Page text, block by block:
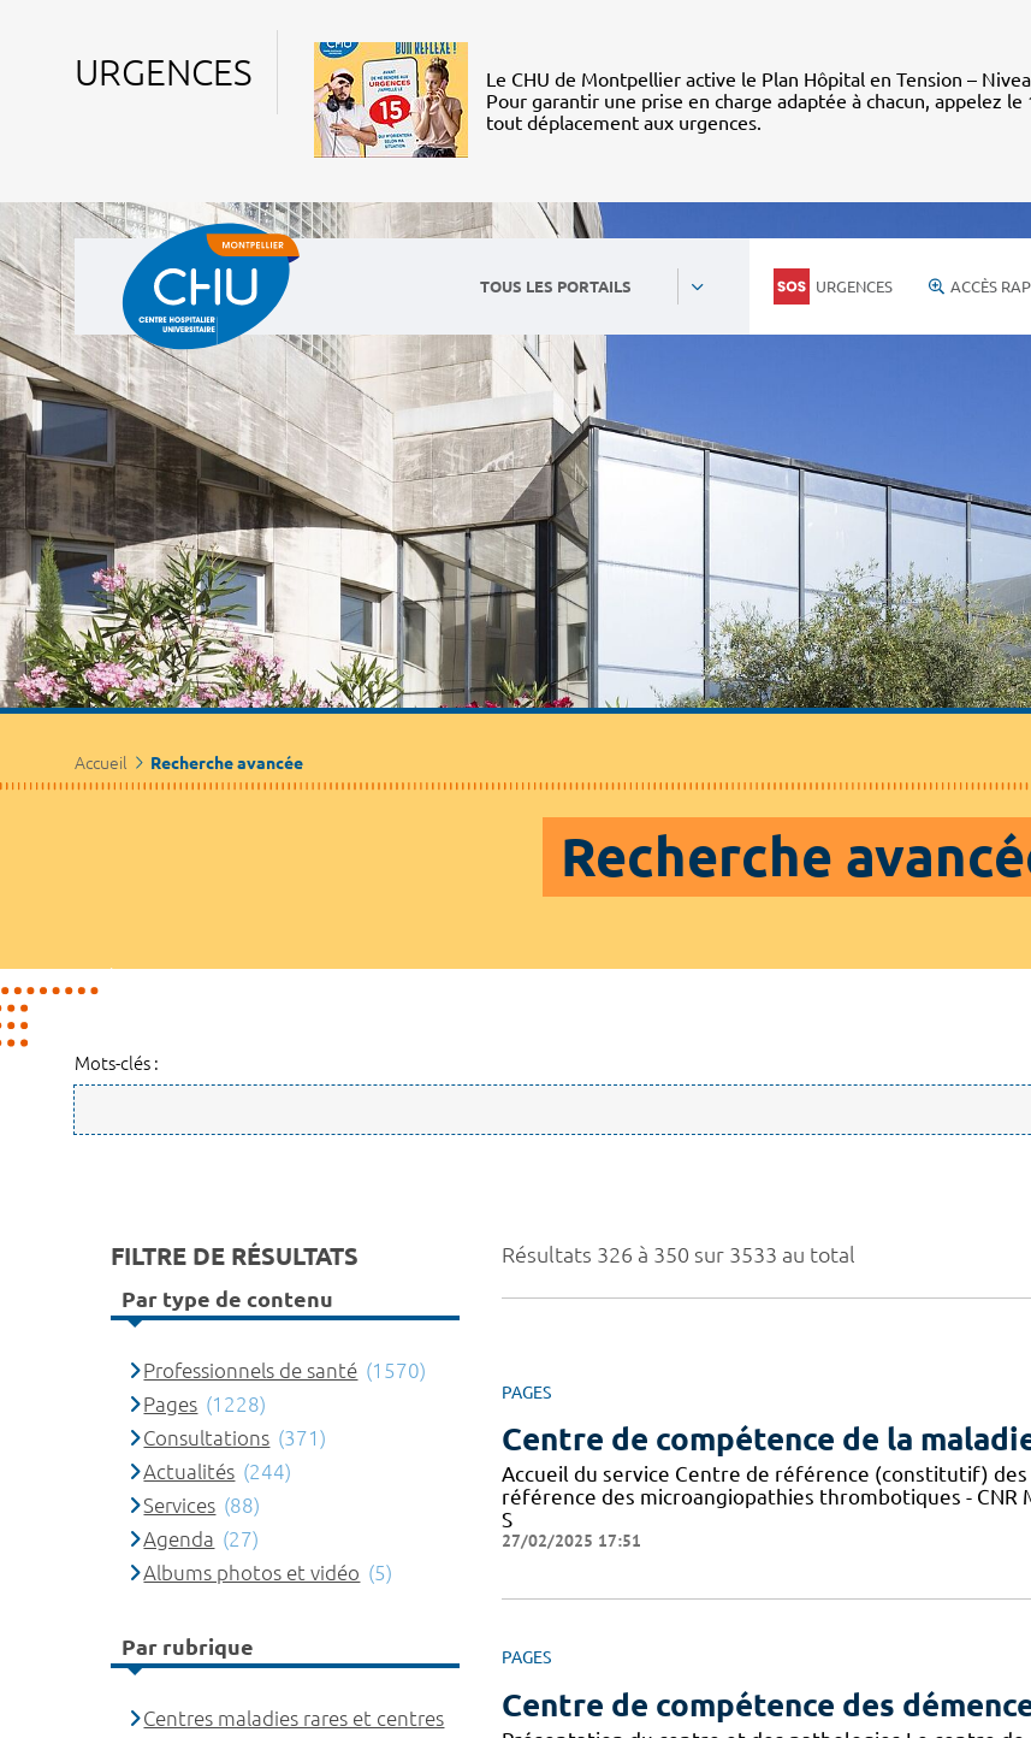
URGENCES
Le CHU de Montpellier active le Plan Hôpital en Tension –
Pour garantir une prise en charge adaptée à chacun, appelez le
tout déplacement aux urgences.
TOUS LES PORTAILS URGENCES ACCÈS
Accueil Recherche avancée
Recherche
Mots-clés :
Résultats 326 à 350 sur 3533 au total
PAGES
Centre de compétence de la
Accueil du service Centre de référence (constitutif) des
référence des microangiopathies thrombotiques - CNR
S
27/02/2025 17:51
PAGES
Centre de compétence des
FILTRE DE RÉSULTATS
Par type de contenu
Professionnels de santé (1570)
Pages (1228)
Consultations (371)
Actualités (244)
Services (88)
Agenda (27)
Albums photos et vidéo (5)
Par rubrique
Centres maladies rares et centres